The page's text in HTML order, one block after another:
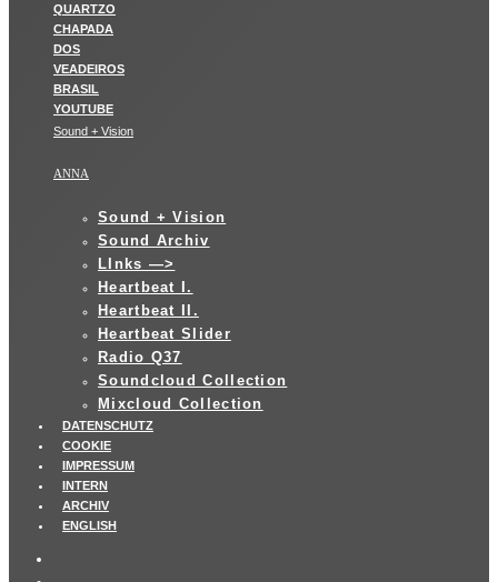
Sound + Vision
ANNA
Sound + Vision
Sound Archiv
LInks —>
Heartbeat I.
Heartbeat II.
Heartbeat Slider
Radio Q37
Soundcloud Collection
Mixcloud Collection
DATENSCHUTZ
COOKIE
IMPRESSUM
INTERN
ARCHIV
ENGLISH